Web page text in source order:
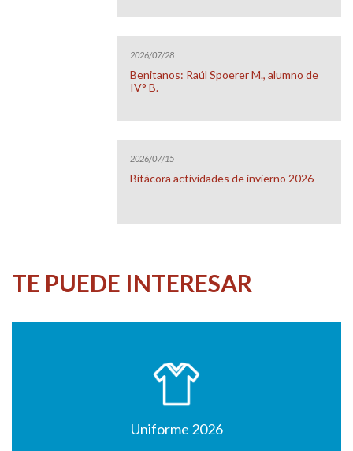
2026/07/28
Benitanos: Raúl Spoerer M., alumno de
IV° B.
2026/07/15
Bitácora actividades de invierno 2026
TE PUEDE INTERESAR
Uniforme 2026